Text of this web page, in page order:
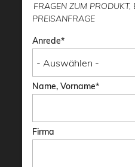
FRAGEN ZUM PRODUKT,
PREISANFRAGE
Anrede
Name, Vorname
Firma